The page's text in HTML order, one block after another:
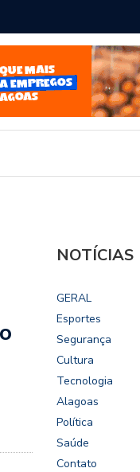
Câmara dialoga com
Legislativo
NOTÍCIAS
GERAL
Esportes
Segurança
Cultura
Tecnologia
Alagoas
Política
Saúde
Contato